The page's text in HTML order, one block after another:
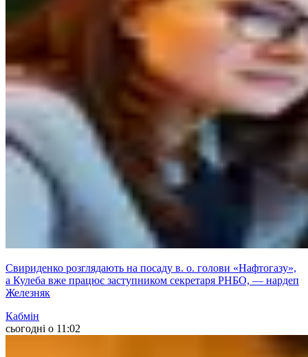
Свириденко розглядають на посаду в. о. голови «Нафтогазу»,
а Кулеба вже працює заступником секретаря РНБО, — нардеп
Железняк
Кабмін
сьогодні о 11:02